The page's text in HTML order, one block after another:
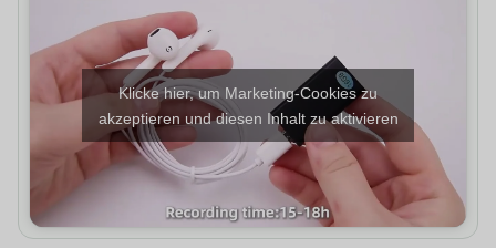
Klicke hier, um Marketing-Cookies zu
akzeptieren und diesen Inhalt zu aktivieren